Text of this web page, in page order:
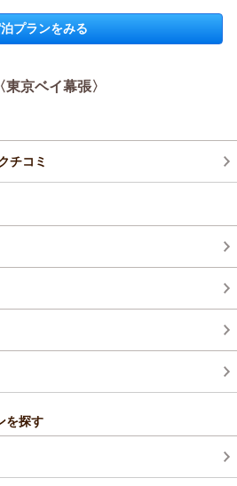
が改善出来るよう努めて参ります。
ありがとうございました、またの
（返信日：2026/07/29）
イ幕張〉からの返信
にご満足いただけました事、大変嬉
投稿誠にありがとうございます。
よりお待ちしております。
（返信日：2026/07/29）
プランをみる
京ベイ幕張〉
チコミ
を探す